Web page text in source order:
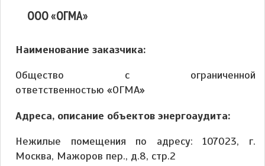
ООО «ОГМА»
Наименование заказчика:
Общество с ограниченной
ответственностью «ОГМА»
Адреса, описание объектов энергоаудита:
Нежилые помещения по адресу: 107023, г.
Москва, Мажоров пер., д.8, стр.2